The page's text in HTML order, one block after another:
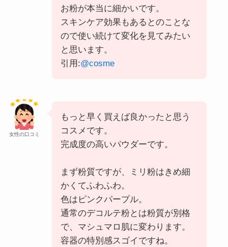
お粉が本当に細かいです。
スキンケア効果もあるとのことな
ので使い続けて変化を見てみたい
と思います。
引用:@cosme
女性の口コミ
もっと早く買えば良かったと思う
コスメです。
完成度の高いパウダーです。
まず粉質ですが、ミリ粉はきめ細
かくてふわふわ。
色はピンクパープル。
通常のデコルテ粉とは粉質が別格
で、マシュマロ肌に変わります。
容器の特別感スゴイですね。